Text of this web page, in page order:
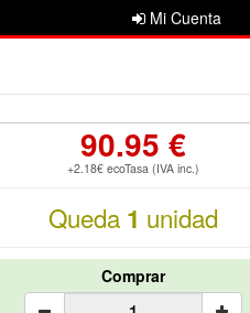
Mi Cuenta
90.95 €
+2.18€ ecoTasa (IVA inc.)
Queda 1 unidad
Comprar